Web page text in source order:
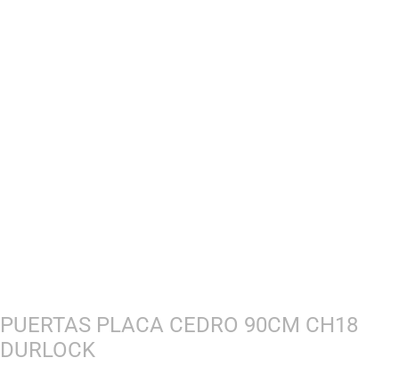
PUERTAS PLACA CEDRO 90CM CH18
DURLOCK